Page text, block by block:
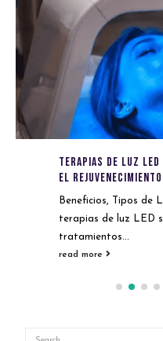
Terapias de Luz
el
Beneficios, Tipos de
terapias de luz LED
tratamientos...
read more